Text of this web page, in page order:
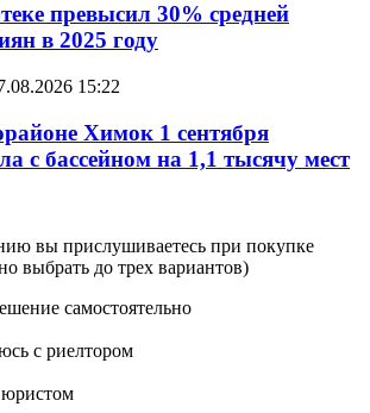
превысил 30% средней
в 2025 году
15:22
Химок 1 сентября
с бассейном на 1,1 тысячу мест
вы прислушиваетесь при покупке
выбрать до трех вариантов)
самостоятельно
с риелтором